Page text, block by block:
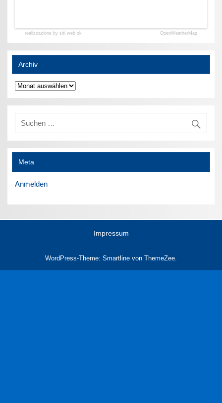
realizzazione by siti web ok OpenWeatherMap
Archiv
Archiv
Meta
Anmelden
Impressum
WordPress-Theme: Smartline von ThemeZee.